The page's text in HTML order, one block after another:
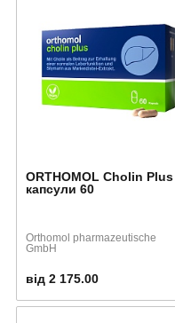
ORTHOMOL Cholin Plus
капсули 60
Orthomol pharmazeutische
GmbH
від 2 175.00